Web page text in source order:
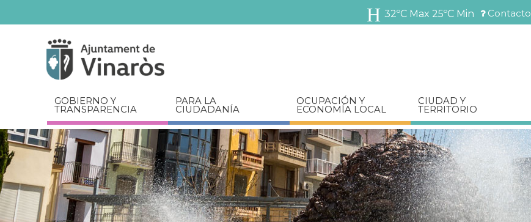
Pasar
al
relacionados
Menú
Contacto
32ºC Max 25ºC Min
GOBIERNO Y
TRANSPARENCIA
PARA LA
CIUDADANÍA
OCUPACIÓN Y
ECONOMÍA LOCAL
CIUDAD Y
TERRITORIO